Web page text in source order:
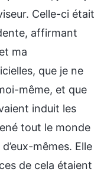
Celle-ci était
affirmant
ma
que je ne
même, et que
induit les
tout le monde
mêmes. Elle
de cela étaient